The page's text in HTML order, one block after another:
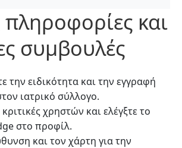
πληροφορίες και
συμβουλές
την ειδικότητα και την εγγραφή
ιατρικό σύλλογο.
χρηστών και ελέγξτε το
στο προφίλ.
και τον χάρτη για την